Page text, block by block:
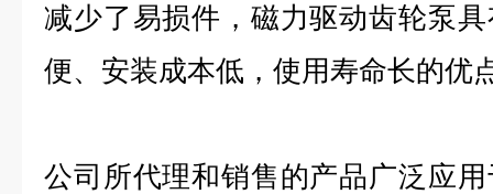
减少了易损件，磁力驱动齿轮泵
便、安装成本低，使用寿命长的优
公司所代理和销售的产品广泛应